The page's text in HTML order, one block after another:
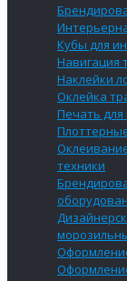
Кубы для
Навигация
Наклейки
Оклейка
Печать для
техники